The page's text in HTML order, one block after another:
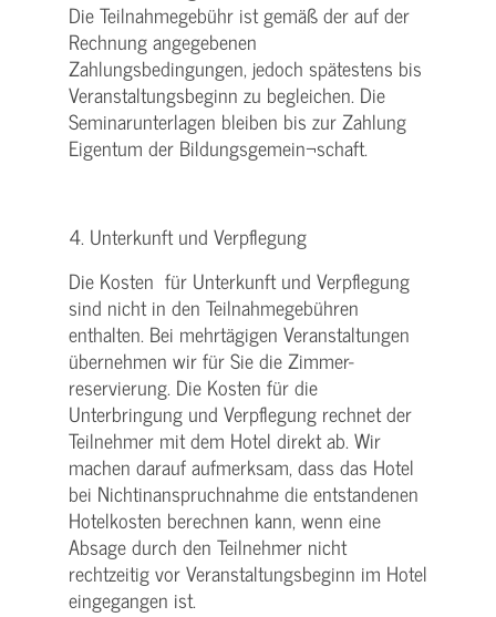
Die Teilnahmegebühr ist gemäß der auf der
Rechnung angegebenen
Zahlungsbedingungen, jedoch spätestens bis
Veranstaltungsbeginn zu begleichen. Die
Seminarunterlagen bleiben bis zur Zahlung
Eigentum der Bildungsgemein¬schaft.
4. Unterkunft und Verpflegung
Die Kosten für Unterkunft und Verpflegung
sind nicht in den Teilnahmegebühren
enthalten. Bei mehrtägigen Veranstaltungen
übernehmen wir für Sie die Zimmer-
reservierung. Die Kosten für die
Unterbringung und Verpflegung rechnet der
Teilnehmer mit dem Hotel direkt ab. Wir
machen darauf aufmerksam, dass das Hotel
bei Nichtinanspruchnahme die entstandenen
Hotelkosten berechnen kann, wenn eine
Absage durch den Teilnehmer nicht
rechtzeitig vor Veranstaltungsbeginn im Hotel
eingegangen ist.